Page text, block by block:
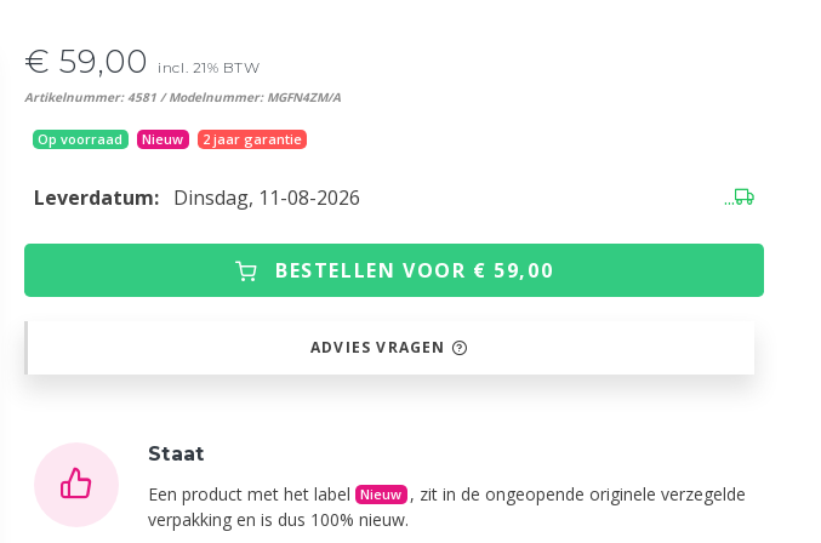
€ 59,00 incl. 21% BTW
Artikelnummer: 4581 / Modelnummer: MGFN4ZM/A
Op voorraad Nieuw 2 jaar garantie
Leverdatum: Dinsdag, 11-08-2026 ...
BESTELLEN VOOR € 59,00
ADVIES VRAGEN
Staat
Een product met het label
Nieuw , zit in de ongeopende originele verzegelde
verpakking en is dus 100% nieuw.